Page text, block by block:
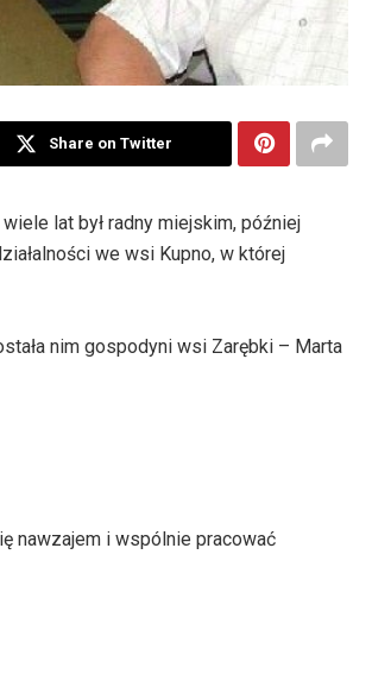
Share on Twitter
lat był radny miejskim, później
we wsi Kupno, w której
nim gospodyni wsi Zarębki – Marta
i wspólnie pracować 